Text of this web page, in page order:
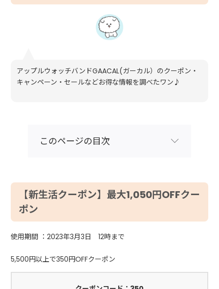
アップルウォッチバンドGAACAL(ガーカル）のクーポン・
キャンペーン・セールなどお得な情報を調べたワン♪
このページの目次
【新生活クーポン】最大1,050円OFFクー
ポン
使用期間 ：2023年3月3日 12時まで
5,500円以上で350円OFFクーポン